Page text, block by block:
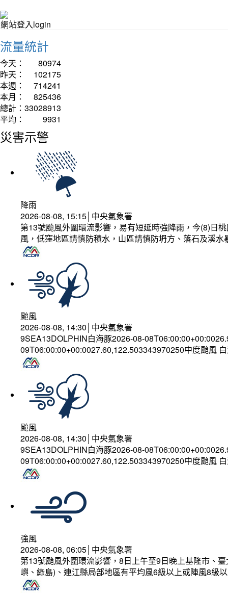
網站登入login
流量統計
今天：
80974
昨天：
102175
本週：
714241
本月：
825436
總計： 33028913
平均：
9931
災害示警
降雨
2026-08-08, 15:15│中央氣象署
第13號颱風外圍環流影響，易有短延時強降雨，今(8)日
風，低窪地區請慎防積水，山區請慎防坍方、落石及溪
颱風
2026-08-08, 14:30│中央氣象署
9SEA13DOLPHIN白海豚2026-08-
09T06:00:00+00:0027.60,122.503343970250中度颱風
颱風
2026-08-08, 14:30│中央氣象署
9SEA13DOLPHIN白海豚2026-08-
09T06:00:00+00:0027.60,122.503343970250中度颱風
強風
2026-08-08, 06:05│中央氣象署
第13號颱風外圍環流影響，8日上午至9日晚上基隆市、
嶼、綠島)、連江縣局部地區有平均風6級以上或陣風8級